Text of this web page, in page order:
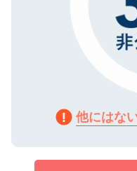
他にはな